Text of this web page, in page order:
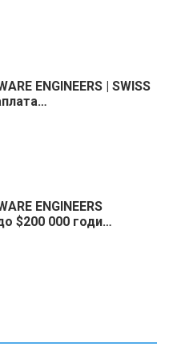
ENGINEERS | SWISS
ENGINEERS
$200 000 годи…